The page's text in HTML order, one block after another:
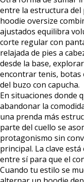
entre la estructura del
hoodie oversize
ajustados equilibra
corte regular con
relajada de pies a
desde la base,
encontrar tenis, botas
del buzo con capucha.
En situaciones donde
abandonar la
una prenda más
parte del cuello se
protagonismo sin
principal. La clave
entre sí para que el
Cuando tu estilo se